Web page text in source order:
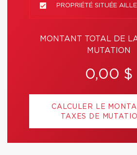
PROPRIÉTÉ SITUÉE
MONTANT TOTAL DE
MUTATION
0,00 $
CALCULER LE
TAXES DE